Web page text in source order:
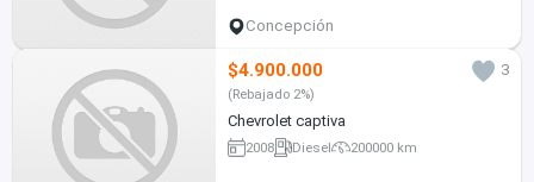
Concepción
$4.900.000 3
(Rebajado 2%)
Chevrolet captiva
2008 Diesel 200000 km